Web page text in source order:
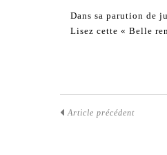
Dans sa parution de
Lisez cette « Belle
Article précédent